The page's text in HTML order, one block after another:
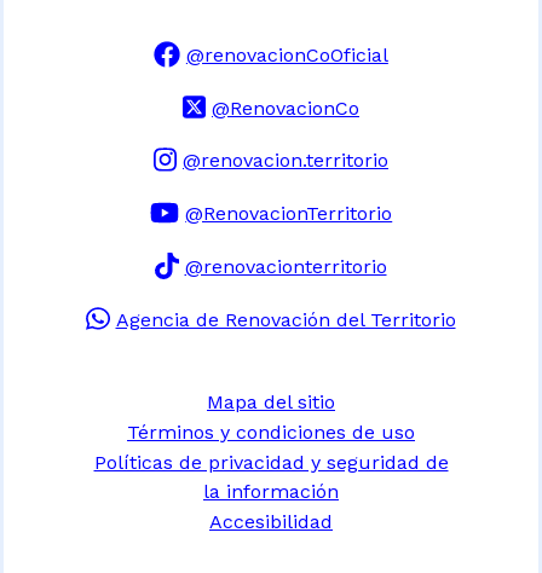
@renovacionCoOficial
@RenovacionCo
@renovacion.territorio
@RenovacionTerritorio
@renovacionterritorio
Agencia de Renovación del Territorio
Mapa del sitio
Términos y condiciones de uso
Políticas de privacidad y seguridad de
la información
Accesibilidad